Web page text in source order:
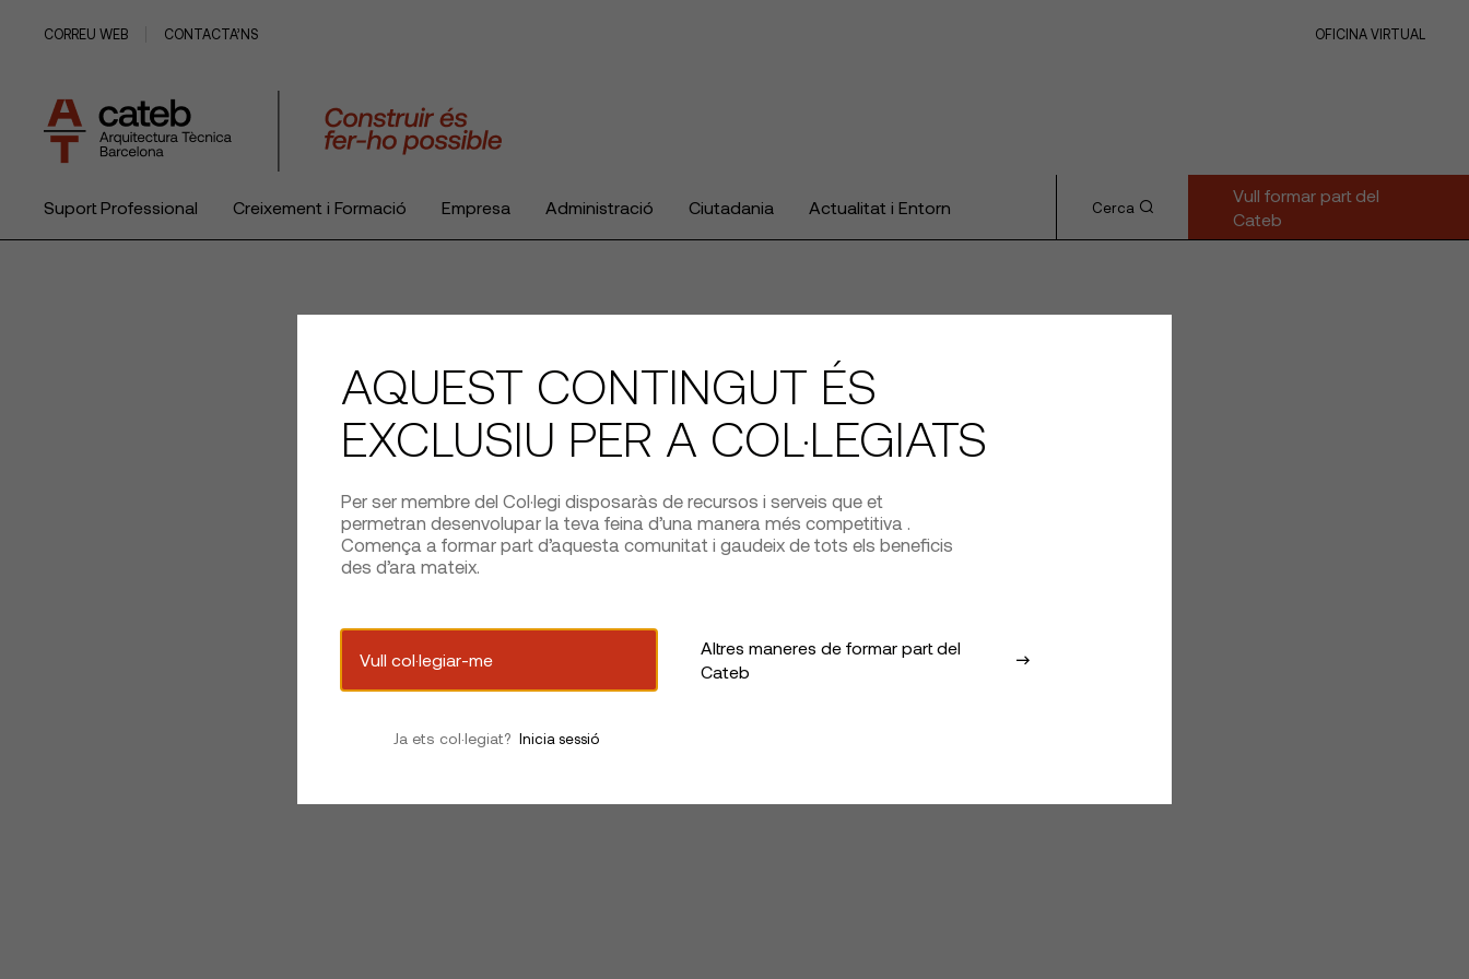
CORREU WEB CONTACTA’NS OFICINA VIRTUAL
Suport Professional Creixement i Formació Empresa Administració Ciutadania Actualitat i Entorn Cerca
Vull formar part del
Cateb
AQUEST CONTINGUT ÉS
EXCLUSIU PER A COL·LEGIATS
Per ser membre del Col·legi disposaràs de recursos i serveis que et
permetran desenvolupar la teva feina d’una manera més competitiva .
Comença a formar part d’aquesta comunitat i gaudeix de tots els beneficis
des d’ara mateix.
Vull col·legiar-me
Altres maneres de formar part del
Cateb
Ja ets col·legiat? Inicia sessió